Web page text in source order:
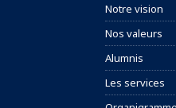
Notre vision
Nos valeurs
Alumnis
Les services